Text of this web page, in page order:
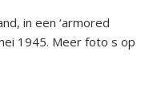
in een ‘armored
1945. Meer foto s op